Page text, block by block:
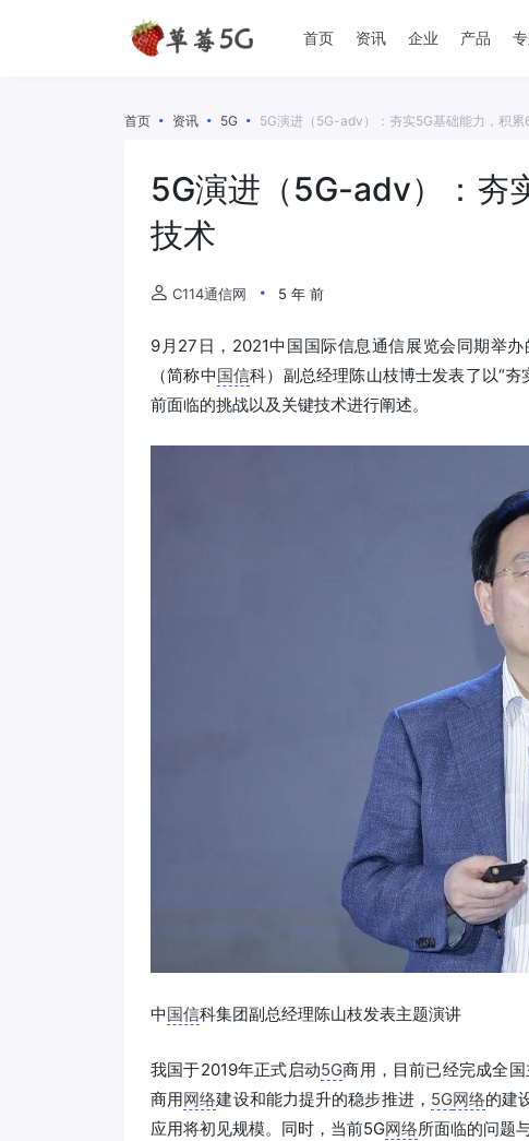
首页 资讯 企业 产品
首页 资讯 5G 5G演进（5G-adv）：夯实5G基础能力，积累
5G演进（5G-adv）：夯
技术
C114通信网 5 年 前
9月27日，2021中国国际信息通信展览会同期举
（简称中国信科）副总经理陈山枝博士发表了以“夯
前面临的挑战以及关键技术进行阐述。
中国信科集团副总经理陈山枝发表主题演讲
我国于2019年正式启动5G商用，目前已经完成全
商用网络建设和能力提升的稳步推进， 5G网络的建
应用将初见规模。同时，当前5G网络所面临的问题